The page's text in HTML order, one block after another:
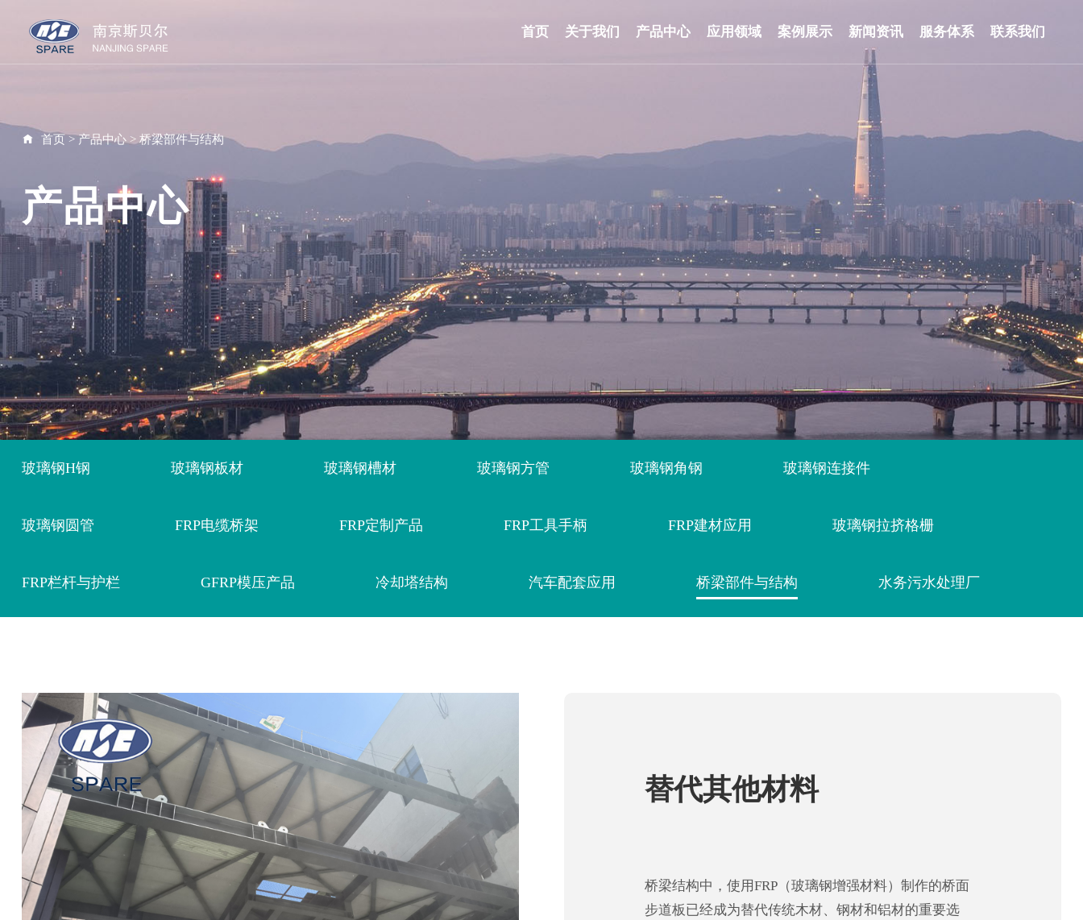
首页 关于我们 产品中心 应用领域 案例展示 新闻资讯 服务体系 联系我们
首页>产品中心> 桥梁部件与结构
产品中心
玻璃钢H钢 玻璃钢板材 玻璃钢槽材 玻璃钢方管 玻璃钢角钢 玻璃钢连接件
玻璃钢圆管 FRP电缆桥架 FRP定制产品 FRP工具手柄 FRP建材应用 玻璃钢拉挤格栅
FRP栏杆与护栏 GFRP模压产品 冷却塔结构 汽车配套应用 桥梁部件与结构 水务污水处理厂
替代其他材料
桥梁结构中，使用FRP（玻璃钢增强材料）制作的桥面
步道板已经成为替代传统木材、钢材和铝材的重要选